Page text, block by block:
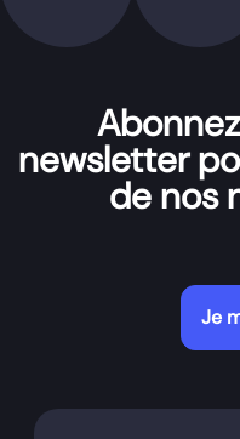
newsletter
de nos
Je